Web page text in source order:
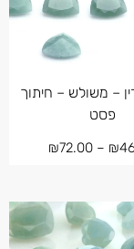
– משולש – חיתוך
פסט
₪
–
₪72.00